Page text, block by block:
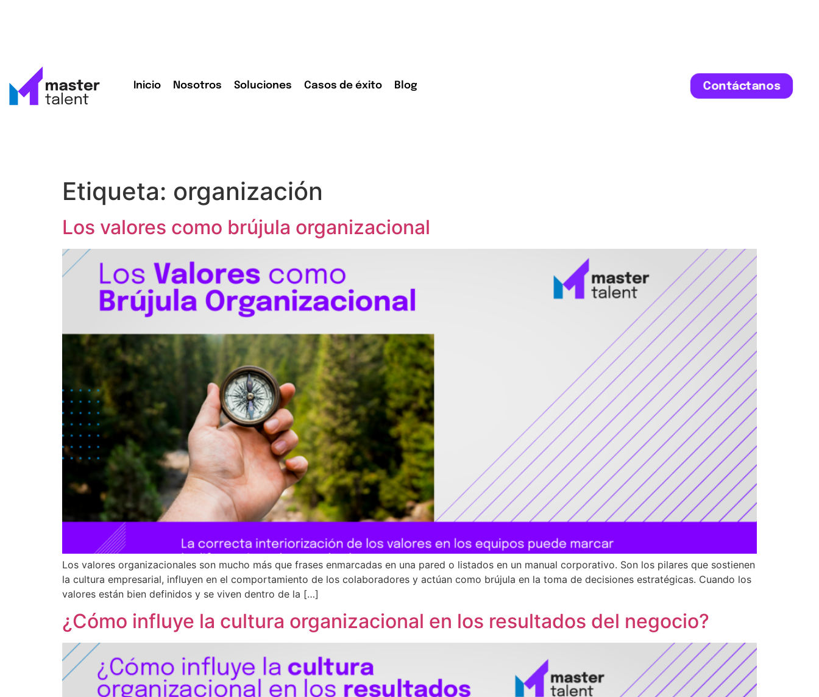
Inicio Nosotros Soluciones Casos de éxito Blog Contáctanos
Inicio
Nosotros
Soluciones
Casos de éxito
Etiqueta: organización
Los valores como brújula organizacional
Los valores organizacionales son mucho más que frases enmarcadas en una pared o listados en un manual corporativo. Son los pilares que sostienen
la cultura empresarial, influyen en el comportamiento de los colaboradores y actúan como brújula en la toma de decisiones estratégicas. Cuando los
valores están bien definidos y se viven dentro de la […]
¿Cómo influye la cultura organizacional en los resultados del negocio?